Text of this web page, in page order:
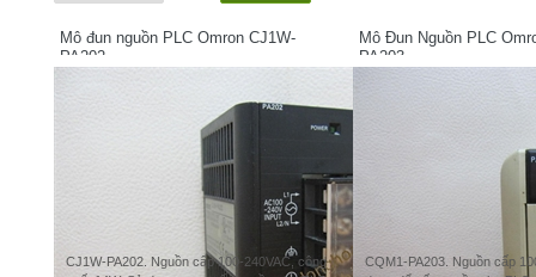
Mô đun nguồn PLC Omron CJ1W-
PA202
CJ1W-PA202. Nguồn cấp 100-240VAC, công
Mô Đun Nguồn PLC
PA203
CQM1-PA203. Nguồn cấp